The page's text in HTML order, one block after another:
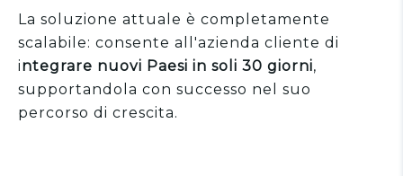
La soluzione attuale è completamente
scalabile: consente all'azienda cliente di
integrare nuovi Paesi in soli 30 giorni,
supportandola con successo nel suo
percorso di crescita.